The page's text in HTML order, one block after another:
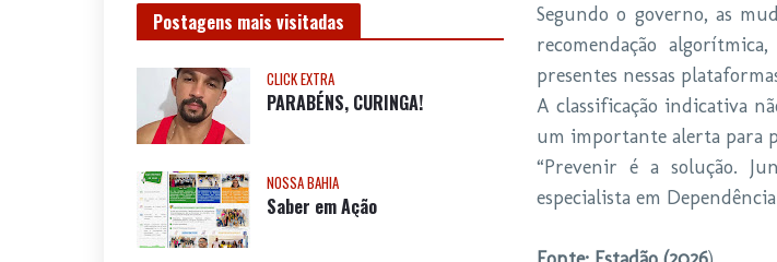
Segundo o governo, as
recomendação
presentes nessas
A classificação indicativa
um importante alerta para
“Prevenir é a solução.
especialista em
Postagens mais visitadas
CLICK EXTRA
PARABÉNS, CURINGA!
NOSSA BAHIA
Saber em Ação